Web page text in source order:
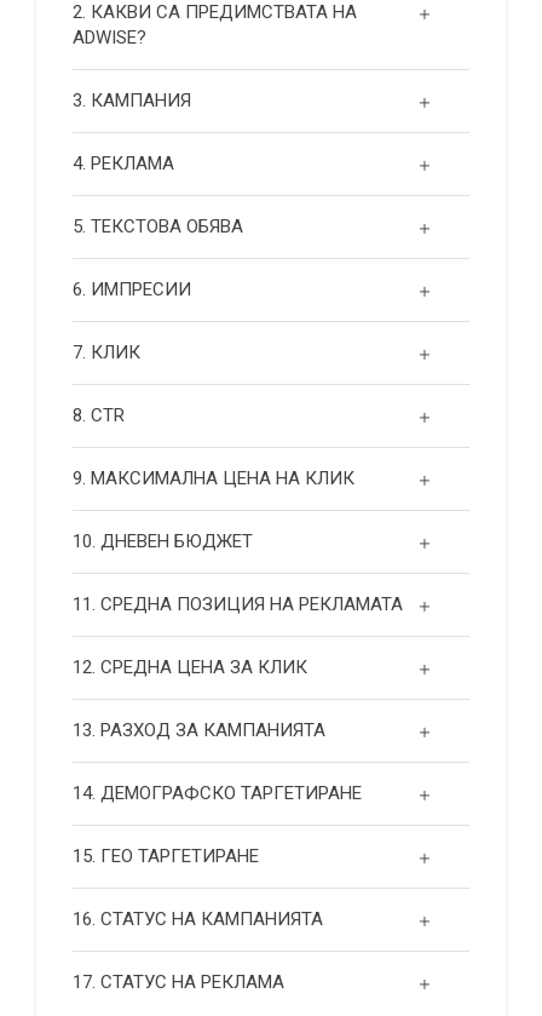
2. КАКВИ СА ПРЕДИМСТВАТА НА
ADWISE?
3. КАМПАНИЯ
4. РЕКЛАМА
5. ТЕКСТОВА ОБЯВА
6. ИМПРЕСИИ
7. КЛИК
8. CTR
9. МАКСИМАЛНА ЦЕНА НА КЛИК
10. ДНЕВЕН БЮДЖЕТ
11. СРЕДНА ПОЗИЦИЯ НА РЕКЛАМАТА
12. СРЕДНА ЦЕНА ЗА КЛИК
13. РАЗХОД ЗА КАМПАНИЯТА
14. ДЕМОГРАФСКО ТАРГЕТИРАНЕ
15. ГЕО ТАРГЕТИРАНЕ
16. СТАТУС НА КАМПАНИЯТА
17. СТАТУС НА РЕКЛАМА